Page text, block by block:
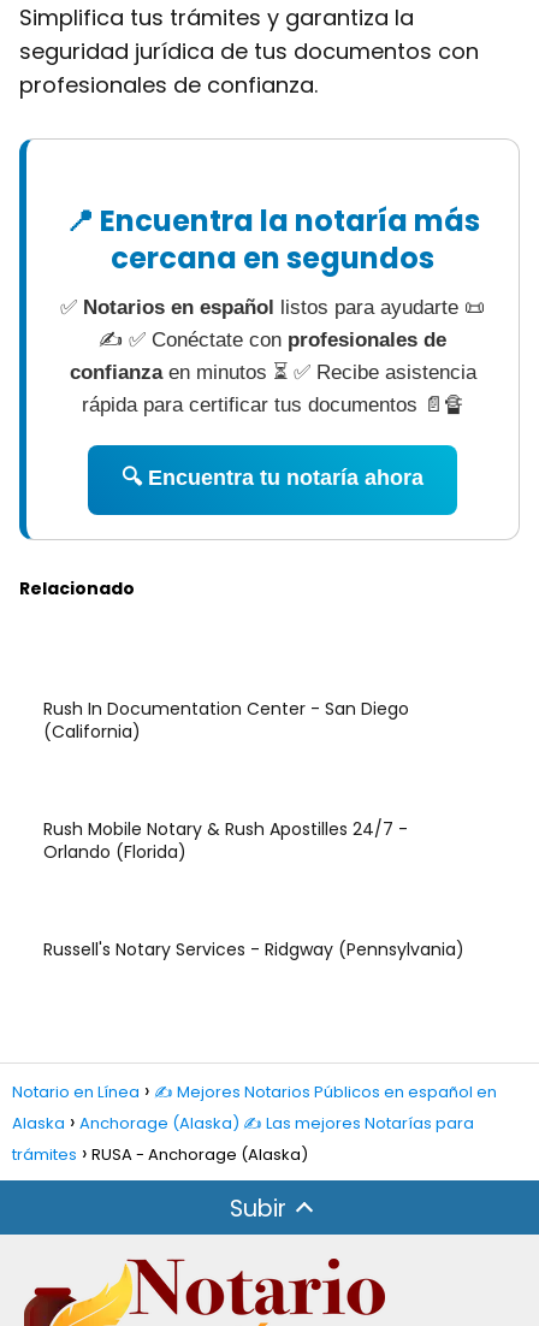
Simplifica tus trámites y garantiza la
seguridad jurídica de tus documentos con
profesionales de confianza.
📍 Encuentra la notaría más
cercana en segundos
✅ Notarios en español listos para ayudarte 📜
✍ ✅ Conéctate con profesionales de
confianzaen minutos ⏳ ✅ Recibe asistencia
rápida para certificar tus documentos 📄🔏
🔍 Encuentra tu notaría ahora
Relacionado
Rush In Documentation Center - San Diego
(California)
Rush Mobile Notary & Rush Apostilles 24/7 -
Orlando (Florida)
Russell's Notary Services - Ridgway (Pennsylvania)
Notario en Línea
✍️ Mejores Notarios Públicos en español en
Alaska
Anchorage (Alaska) ✍️ Las mejores Notarías para
trámites
RUSA - Anchorage (Alaska)
Subir